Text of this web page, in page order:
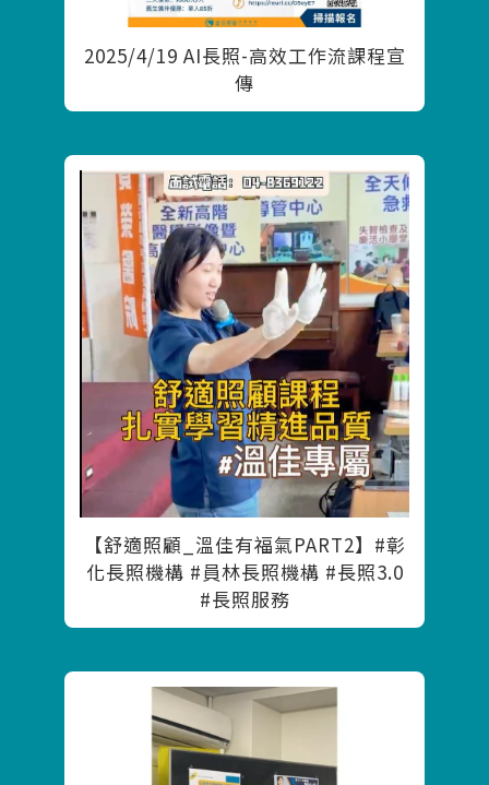
2025/4/19 AI長照-高效工作流課程宣
傳
【舒適照顧_溫佳有福氣PART2】#彰
化長照機構 #員林長照機構 #長照3.0
#長照服務